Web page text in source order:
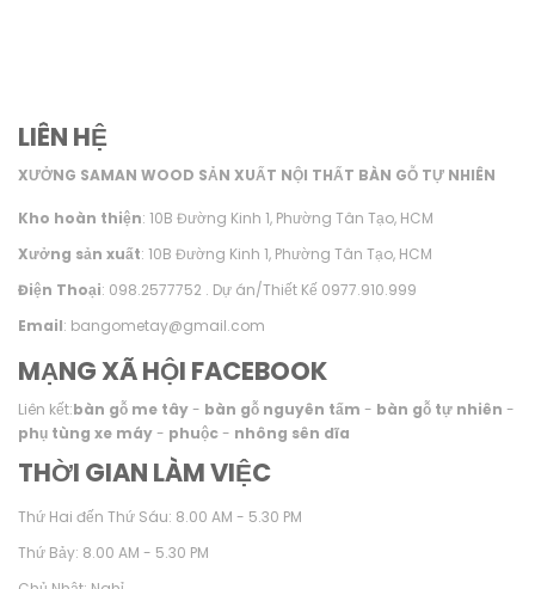
LIÊN HỆ
XƯỞNG SAMAN WOOD SẢN XUẤT NỘI THẤT BÀN GỖ TỰ NHIÊN
Kho hoàn thiện: 10B Đường Kinh 1, Phường Tân Tạo, HCM
Xưởng sản xuất: 10B Đường Kinh 1, Phường Tân Tạo, HCM
Điện Thoại: 098.2577752 . Dự án/Thiết Kế 0977.910.999
Email: bangometay@gmail.com
MẠNG XÃ HỘI FACEBOOK
Liên kết:bàn gỗ me tây- bàn gỗ nguyên tấm - bàn gỗ tự nhiên -
phụ tùng xe máy- phuộc- nhông sên dĩa
THỜI GIAN LÀM VIỆC
Thứ Hai đến Thứ Sáu: 8.00 AM - 5.30 PM
Thứ Bảy: 8.00 AM - 5.30 PM